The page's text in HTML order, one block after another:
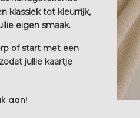
klassiek tot kleurrijk,
eigen smaak.
of start met een
jullie kaartje
aan!